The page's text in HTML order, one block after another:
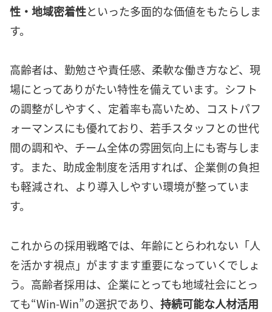
性・地域密着性といった多面的な価値をもたらしま
す。
高齢者は、勤勉さや責任感、柔軟な働き方など、現
場にとってありがたい特性を備えています。シフト
の調整がしやすく、定着率も高いため、コストパフ
ォーマンスにも優れており、若手スタッフとの世代
間の調和や、チーム全体の雰囲気向上にも寄与しま
す。また、助成金制度を活用すれば、企業側の負担
も軽減され、より導入しやすい環境が整っていま
す。
これからの採用戦略では、年齢にとらわれない「人
を活かす視点」がますます重要になっていくでしょ
う。高齢者採用は、企業にとっても地域社会にとっ
ても“Win-Win”の選択であり、 持続可能な人材活用